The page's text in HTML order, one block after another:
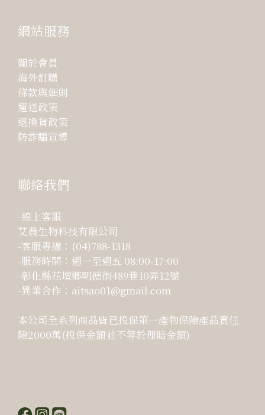
網站服務
關於會員
海外訂購
條款與細則
運送政策
退換貨政策
防詐騙宣導
聯絡我們
-線上客服
艾農生物科技有限公司
-客服專線：(04)788-1318
-服務時間：週一至週五 08:00-17:00
-彰化縣花壇鄉明德街489巷10弄12號
-異業合作：aitsao01@gmail.com
本公司全系列商品皆已投保第一產物保險產品責任
險2000萬(投保金額並不等於理賠金額)